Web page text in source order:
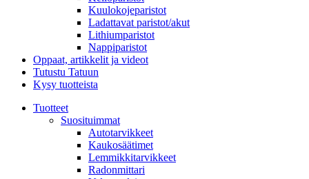
Kuulokojeparistot
Ladattavat paristot/akut
Lithiumparistot
Nappiparistot
Oppaat, artikkelit ja videot
Tutustu Tatuun
Kysy tuotteista
Tuotteet
Suosituimmat
Autotarvikkeet
Kaukosäätimet
Lemmikkitarvikkeet
Radonmittari